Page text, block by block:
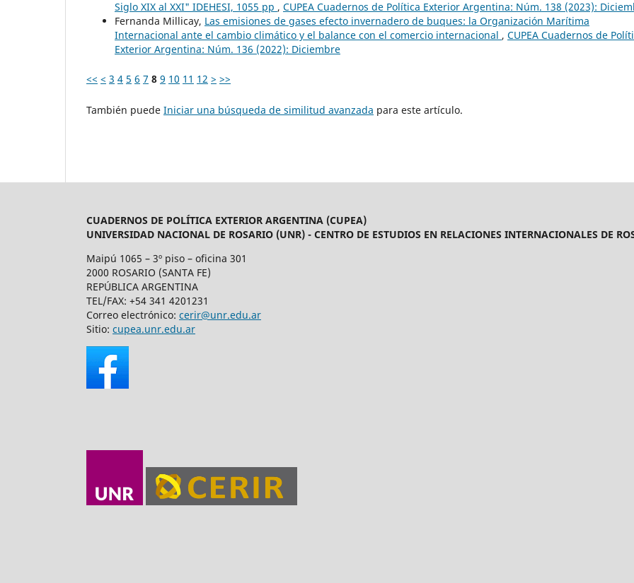
Siglo XIX al XXI" IDEHESI, 1055 pp , CUPEA Cuadernos de Política Exterior Argentina: Núm. 138 (2023):
Fernanda Millicay, Las emisiones de gases efecto invernadero de buques: la Organización Marítima
Internacional ante el cambio climático y el balance con el comercio internacional , CUPEA Cuadernos de
Exterior Argentina: Núm. 136 (2022): Diciembre
<< < 3 4 5 6 7 8 9 10 11 12 > >>
También puede Iniciar una búsqueda de similitud avanzada para este artículo.
CUADERNOS DE POLÍTICA EXTERIOR ARGENTINA (CUPEA)
UNIVERSIDAD NACIONAL DE ROSARIO (UNR) - CENTRO DE ESTUDIOS EN RELACIONES INTERNACIONALES DE
Maipú 1065 – 3º piso – oficina 301
2000 ROSARIO (SANTA FE)
REPÚBLICA ARGENTINA
TEL/FAX: +54 341 4201231
Correo electrónico: cerir@unr.edu.ar
Sitio: cupea.unr.edu.ar